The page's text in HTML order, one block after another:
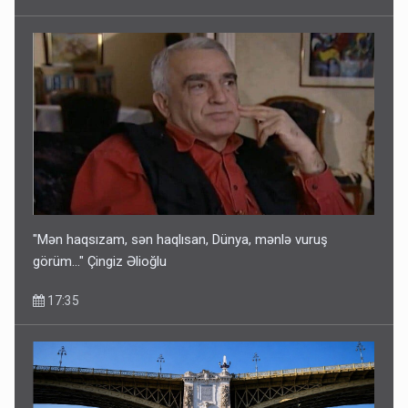
"Mən haqsızam, sən haqlısan, Dünya, mənlə vuruş
görüm..." Çingiz Əlioğlu
17:35